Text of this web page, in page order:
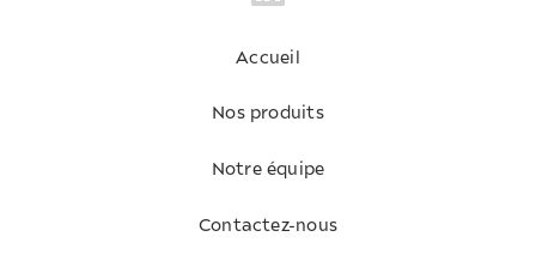
Accueil
Nos produits
Notre équipe
Contactez-nous